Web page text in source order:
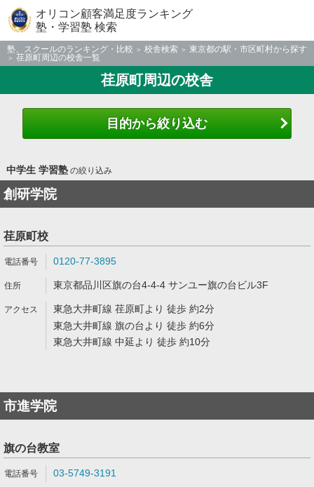
オリコン顧客満足度ランキング
塾・学習塾 検索
塾、スクールのランキング・比較 校舎検索
東京都の駅・市区町村から探す
荏原町周辺の校舎一覧
荏原町周辺の校舎
目的から絞り込む
中学生 学習塾の絞り込み
創研学院
荏原町校
0120-77-3895
東京都品川区旗の台4-4-4 サンユー旗の台ビル3F
東急大井町線 荏原町より 徒歩 約2分
東急大井町線 旗の台より 徒歩 約6分
東急大井町線 中延より 徒歩 約10分
市進学院
旗の台教室
03-5749-3191